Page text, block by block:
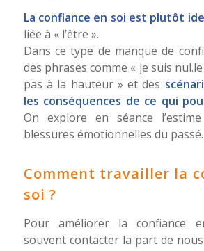
La confiance en soi est plutôt
liée à « l’être ».
Dans ce type de manque de
des phrases comme « je suis
pas à la hauteur » et des
les conséquences de ce qui
On explore en séance
blessures émotionnelles du passé.
Comment travailler la
soi ?
Pour améliorer la confiance
souvent contacter la part de